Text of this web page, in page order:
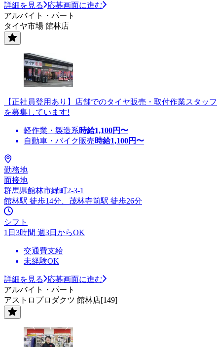
詳細を見る
応募画面に進む
アルバイト・パート
タイヤ市場 館林店
【正社員登用あり】店舗でのタイヤ販売・取付作業スタッフ
を募集しています!
軽作業・製造系時給1,100円〜
自動車・バイク販売時給1,100円〜
勤務地
面接地
群馬県館林市緑町2-3-1
館林駅 徒歩14分、茂林寺前駅 徒歩26分
シフト
1日3時間 週3日からOK
交通費支給
未経験OK
詳細を見る
応募画面に進む
アルバイト・パート
アストロプロダクツ 館林店[149]